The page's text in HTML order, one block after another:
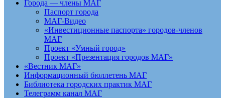
Города — члены МАГ
Паспорт города
МАГ-Видео
«Инвестиционные паспорта» городов-членов
МАГ
Проект «Умный город»
Проект «Презентация городов МАГ»
«Вестник МАГ»
Информационный бюллетень МАГ
Библиотека городских практик МАГ
Телеграмм канал МАГ